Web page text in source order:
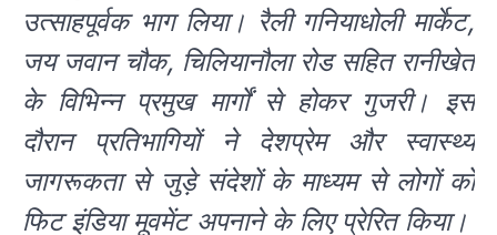
उत्साहपूर्वक भाग लिया। रैली गनियाधोली मार्केट,
जय जवान चौक, चिलियानौला रोड सहित रानीखेत
के विभिन्न प्रमुख मार्गों से होकर गुजरी। इस
दौरान प्रतिभागियों ने देशप्रेम और स्वास्थ्य
जागरूकता से जुड़े संदेशों के माध्यम से लोगों को
फिट इंडिया मूवमेंट अपनाने के लिए प्रेरित किया।